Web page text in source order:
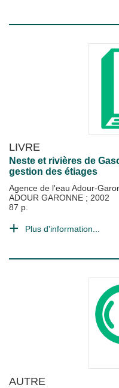
LIVRE
Neste et rivières de
gestion des étiages
Agence de l'eau Adour-
ADOUR GARONNE ; 2002
87 p.
Plus d'information...
AUTRE